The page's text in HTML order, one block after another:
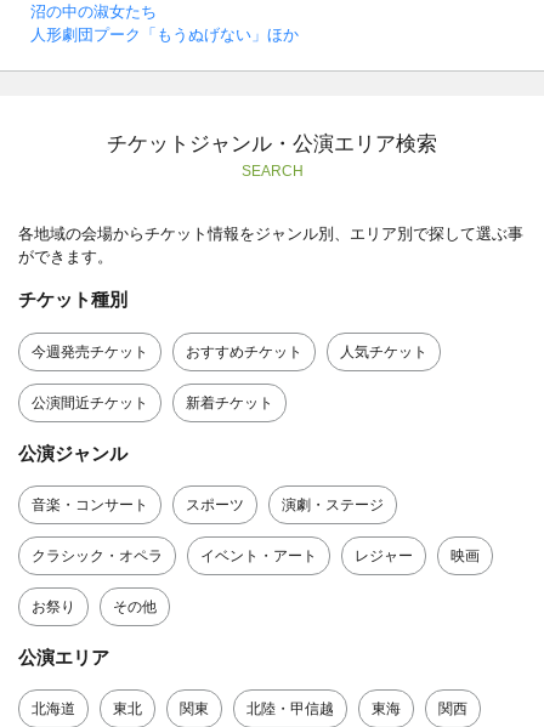
沼の中の淑女たち
人形劇団プーク「もうぬげない」ほか
チケットジャンル・公演エリア検索
SEARCH
各地域の会場からチケット情報をジャンル別、エリア別で探して選ぶ事
ができます。
チケット種別
今週発売チケット おすすめチケット 人気チケット
公演間近チケット 新着チケット
公演ジャンル
音楽・コンサート スポーツ 演劇・ステージ
クラシック・オペラ イベント・アート レジャー 映画
お祭り その他
公演エリア
北海道 東北 関東 北陸・甲信越 東海 関西